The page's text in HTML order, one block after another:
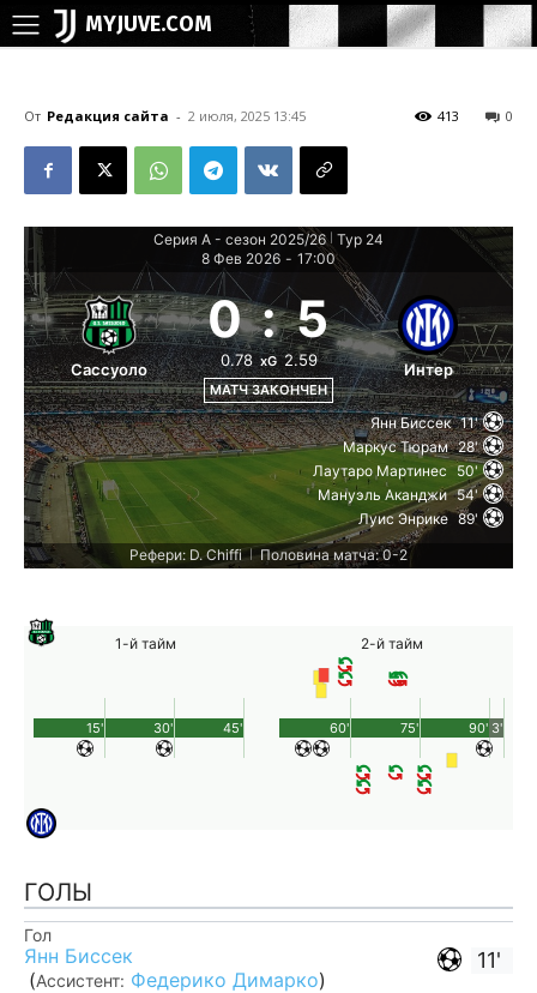
MYJUVE.COM
От Редакция сайта - 2 июля, 2025 13:45 0
413
Серия А - сезон 2025/26 Тур 24
8 Фев 2026 - 17:00
Сассуоло
0 : 5
0.78 xG 2.59
МАТЧ ЗАКОНЧЕН
Интер
Янн Биссек 11'
Маркус Тюрам 28'
Лаутаро Мартинес 50'
Мануэль Аканджи 54'
Луис Энрике 89'
Рефери: D. Chiffi
| Половина матча: 0-2
1-й тайм
45'
15' 30'
2-й тайм
90'
60' 75' 3'
ГОЛЫ
11'
Гол
Янн Биссек
(Ассистент: Федерико Димарко)